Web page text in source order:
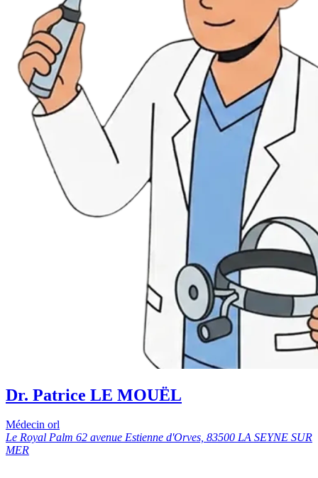
Dr. Patrice LE MOUËL
Médecin orl
Le Royal Palm 62 avenue Estienne d'Orves, 83500 LA SEYNE SUR
MER